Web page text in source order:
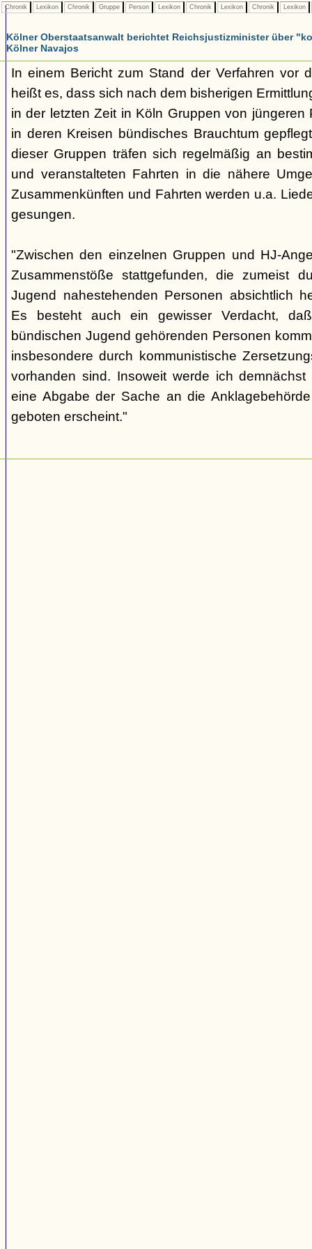
Chronik Lexikon Chronik Gruppe Person Lexikon Chronik Lexikon Chronik Lexikon
Kölner Oberstaatsanwalt berichtet Reichsjustizminister über
Kölner Navajos
In einem Bericht zum Stand der Verfahren vor
heißt es, dass sich nach dem bisherigen
in der letzten Zeit in Köln Gruppen von jüngeren
in deren Kreisen bündisches Brauchtum
dieser Gruppen träfen sich regelmäßig an
und veranstalteten Fahrten in die nähere
Zusammenkünften und Fahrten werden u.a.
gesungen.
"Zwischen den einzelnen Gruppen und HJ-
Zusammenstöße stattgefunden, die zumeist
Jugend nahestehenden Personen absichtlich
Es besteht auch ein gewisser Verdacht,
bündischen Jugend gehörenden Personen
insbesondere durch kommunistische
vorhanden sind. Insoweit werde ich
eine Abgabe der Sache an die
geboten erscheint."